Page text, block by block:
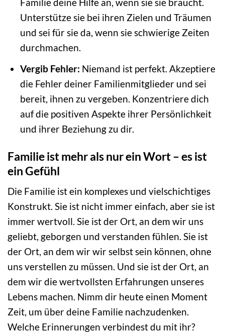
Familie deine Hilfe an, wenn sie sie braucht.
Unterstütze sie bei ihren Zielen und Träumen
und sei für sie da, wenn sie schwierige Zeiten
durchmachen.
Vergib Fehler: Niemand ist perfekt. Akzeptiere
die Fehler deiner Familienmitglieder und sei
bereit, ihnen zu vergeben. Konzentriere dich
auf die positiven Aspekte ihrer Persönlichkeit
und ihrer Beziehung zu dir.
Familie ist mehr als nur ein Wort – es ist
ein Gefühl
Die Familie ist ein komplexes und vielschichtiges
Konstrukt. Sie ist nicht immer einfach, aber sie ist
immer wertvoll. Sie ist der Ort, an dem wir uns
geliebt, geborgen und verstanden fühlen. Sie ist
der Ort, an dem wir wir selbst sein können, ohne
uns verstellen zu müssen. Und sie ist der Ort, an
dem wir die wertvollsten Erfahrungen unseres
Lebens machen. Nimm dir heute einen Moment
Zeit, um über deine Familie nachzudenken.
Welche Erinnerungen verbindest du mit ihr?